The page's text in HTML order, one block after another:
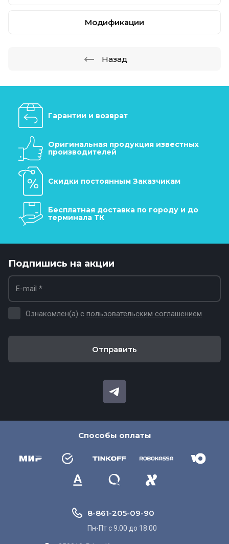
Модификации
Назад
Гарантии и возврат
Оригинальная продукция известных
производителей
Скидки постоянным Заказчикам
Бесплатная доставка по городу и до
терминала ТК
Подпишись на акции
Ознакомлен(а) с пользовательским соглашением
Отправить
Способы оплаты
8-861-205-09-90
Пн-Пт c 9.00 до 18.00